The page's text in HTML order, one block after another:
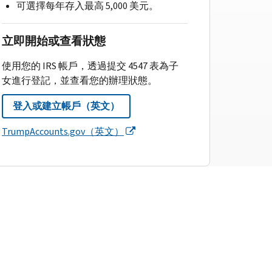
可選擇每年存入最高 5,000 美元。
立即開始或查看狀態
使用您的 IRS 帳戶，透過提交 4547 表為子
女進行登記，並查看您的辦理狀態。
登入或建立帳戶（英文）
TrumpAccounts.gov（英文）